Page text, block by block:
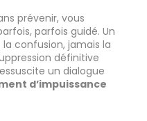
prévenir, vous
parfois guidé. Un
confusion, jamais la
définitive
un dialogue
d’impuissance